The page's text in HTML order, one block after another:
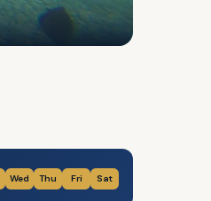
Wed Thu Fri Sat